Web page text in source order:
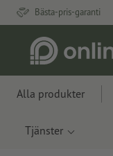
Bästa-pris-garanti
Alla produkter
Tjänster